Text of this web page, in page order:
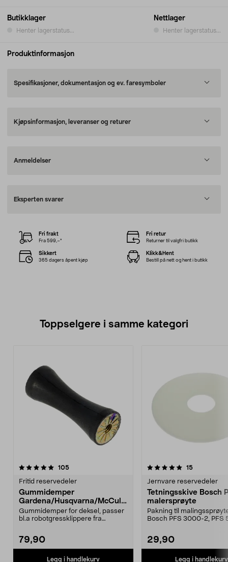
Butikklager
Henter lagerstatus...
Nettlager
Henter lagerstatus...
Produktinformasjon
Spesifikasjoner, dokumentasjon og ev. faresymboler
Kjøpsinformasjon, leveranser og returer
Anmeldelser
Eksperten svarer
Fri frakt
Fra 599,–*
Fri retur
Returner til valgfri butikk
Sikkert
365 dagers åpent kjøp
Klikk&Hent
Bestill på nett og hent i butikk
Toppselgere i samme kategori
105anmeldelser
Fritid reservedeler
Gummidemper
Gardena/Husqvarna/McCullo
ch/Flymo
Gummidemper for deksel, passer
bl.a robotgressklippere fra
79,90
Legg i handlekurv
5.0 av 5 stjerner 15anmeldelser
Jernvare reservedeler
Tetningsskive Bosch
malersprøyte
Pakning til
Bosch PFS 3000-2, PFS
29,90
Legg i handlekurv
4.5 av 5 stjerner